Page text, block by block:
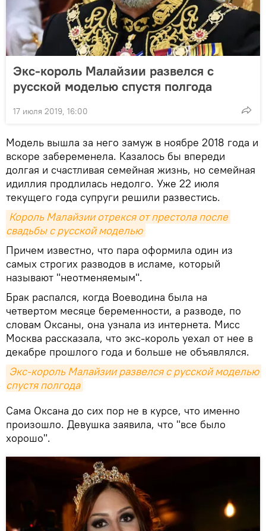
Экс-король Малайзии развелся с
русской моделью спустя полгода
17 июля 2019, 16:00
Модель вышла за него замуж в ноябре 2018 года и
вскоре забеременела. Казалось бы впереди
долгая и счастливая семейная жизнь, но семейная
идиллия продлилась недолго. Уже 22 июля
текущего года супруги решили развестись.
Король Малайзии отрекся от престола после
свадьбы с русской моделью
Причем известно, что пара оформила один из
самых строгих разводов в исламе, который
называют "неотменяемым".
Брак распался, когда Воеводина была на
четвертом месяце беременности, а разводе, по
словам Оксаны, она узнала из интернета. Мисс
Москва рассказала, что экс-король уехал от нее в
декабре прошлого года и больше не объявлялся.
Экс-король Малайзии развелся с русской моделью
спустя полгода
Сама Оксана до сих пор не в курсе, что именно
произошло. Девушка заявила, что "все было
хорошо".